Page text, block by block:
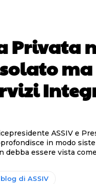
Privata
ma
ASSIV e
in modo
debba essere vista
di ASSIV